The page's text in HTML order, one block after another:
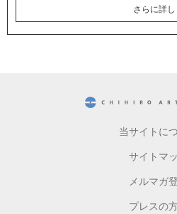
さらに詳し
当サイトに
サイトマ
メルマガ
プレスの